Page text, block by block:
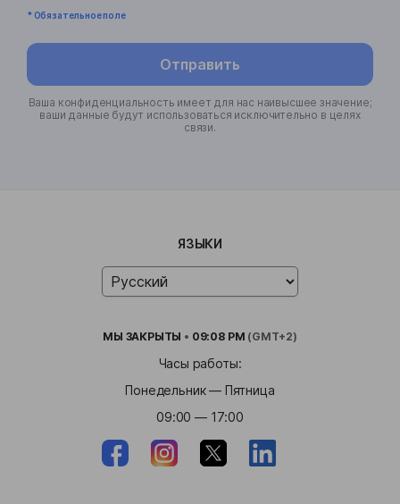
* Обязательное поле
Отправить
Ваша конфиденциальность имеет для нас наивысшее значение;
ваши данные будут использоваться исключительно в целях
связи.
ЯЗЫКИ
МЫ ЗАКРЫТЫ • 09:08 PM (GMT+2)
Часы работы:
Понедельник — Пятница
09:00 — 17:00